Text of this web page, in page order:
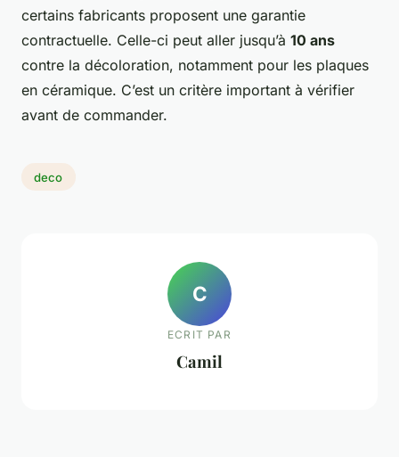
certains fabricants proposent une garantie
contractuelle. Celle-ci peut aller jusqu’à 10 ans
contre la décoloration, notamment pour les plaques
en céramique. C’est un critère important à vérifier
avant de commander.
deco
C
ECRIT PAR
Camil